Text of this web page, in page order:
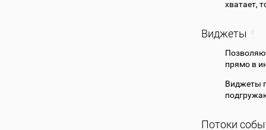
хватает,
Виджеты
прямо в
Виджеты
Потоки